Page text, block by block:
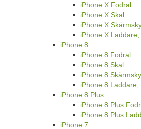
iPhone X Fodral
iPhone X Skal
iPhone X
iPhone X
iPhone 8
iPhone 8 Fodral
iPhone 8 Skal
iPhone 8
iPhone 8
iPhone 8 Plus
iPhone 8 Plus
iPhone 8 Plus
iPhone 7